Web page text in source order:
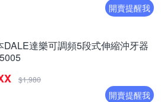
開賣提醒我
DALE達樂可調頻5段式伸縮沖牙器
$1,980
開賣提醒我